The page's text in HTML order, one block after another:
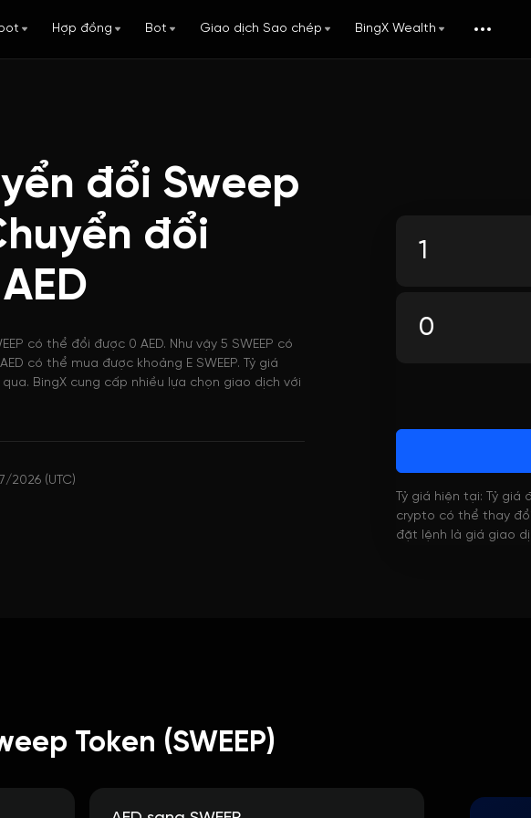
Hợp đồng Bot Giao dịch Sao chép BingX Wealth
đổi Sweep
đổi
có thể đổi được 0 AED. Như vậy 5 SWEEP có
có thể mua được khoảng E SWEEP. Tỷ giá
BingX cung cấp nhiều lựa chọn giao dịch với
2026 (UTC)
Tỷ giá hiện tại: Tỷ
crypto có thể thay
đặt lệnh là giá giao
Token (SWEEP)